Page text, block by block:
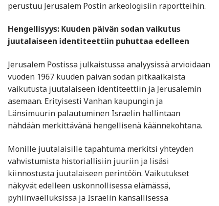
perustuu Jerusalem Postin arkeologisiin raportteihin.
Hengellisyys: Kuuden päivän sodan vaikutus
juutalaiseen identiteettiin puhuttaa edelleen
Jerusalem Postissa julkaistussa analyysissä arvioidaan
vuoden 1967 kuuden päivän sodan pitkäaikaista
vaikutusta juutalaiseen identiteettiin ja Jerusalemin
asemaan. Erityisesti Vanhan kaupungin ja
Länsimuurin palautuminen Israelin hallintaan
nähdään merkittävänä hengellisenä käännekohtana.
Monille juutalaisille tapahtuma merkitsi yhteyden
vahvistumista historiallisiin juuriin ja lisäsi
kiinnostusta juutalaiseen perintöön. Vaikutukset
näkyvät edelleen uskonnollisessa elämässä,
pyhiinvaelluksissa ja Israelin kansallisessa